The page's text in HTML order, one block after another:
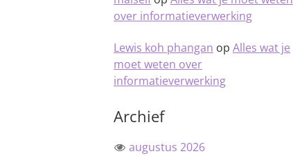
over informatieverwerking
Lewis koh phangan op Alles wat je
moet weten over
informatieverwerking
Archief
augustus 2026